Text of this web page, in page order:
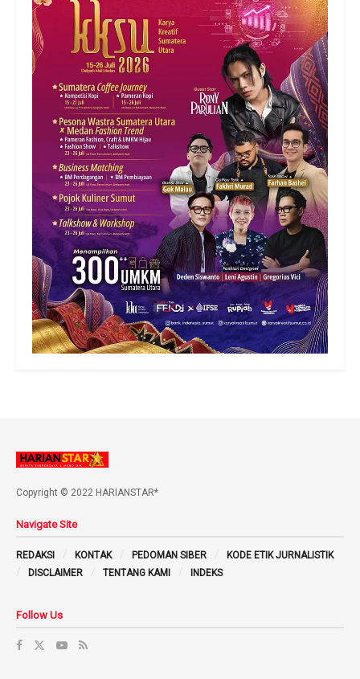
Copyright © 2022 HARIANSTAR*
Navigate Site
REDAKSI KONTAK PEDOMAN SIBER
KODE ETIK JURNALISTIK
DISCLAIMER
TENTANG KAMI INDEKS
Follow Us